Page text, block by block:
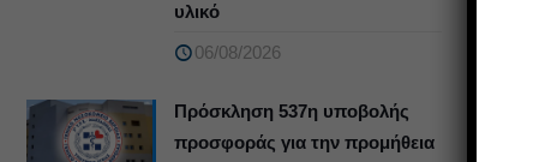
υλικό
06/08/2026
Πρόσκληση 537η υποβολής
προσφοράς για την προμήθεια